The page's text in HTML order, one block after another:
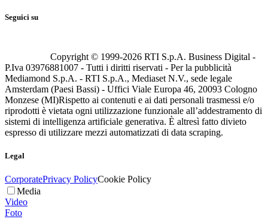
Seguici su
Copyright © 1999-2026 RTI S.p.A. Business Digital -
P.Iva 03976881007 - Tutti i diritti riservati - Per la pubblicità
Mediamond S.p.A. - RTI S.p.A., Mediaset N.V., sede legale
Amsterdam (Paesi Bassi) - Uffici Viale Europa 46, 20093 Cologno
Monzese (MI)Rispetto ai contenuti e ai dati personali trasmessi e/o
riprodotti è vietata ogni utilizzazione funzionale all’addestramento di
sistemi di intelligenza artificiale generativa. È altresì fatto divieto
espresso di utilizzare mezzi automatizzati di data scraping.
Legal
CorporatePrivacy PolicyCookie Policy
Media
Video
Foto